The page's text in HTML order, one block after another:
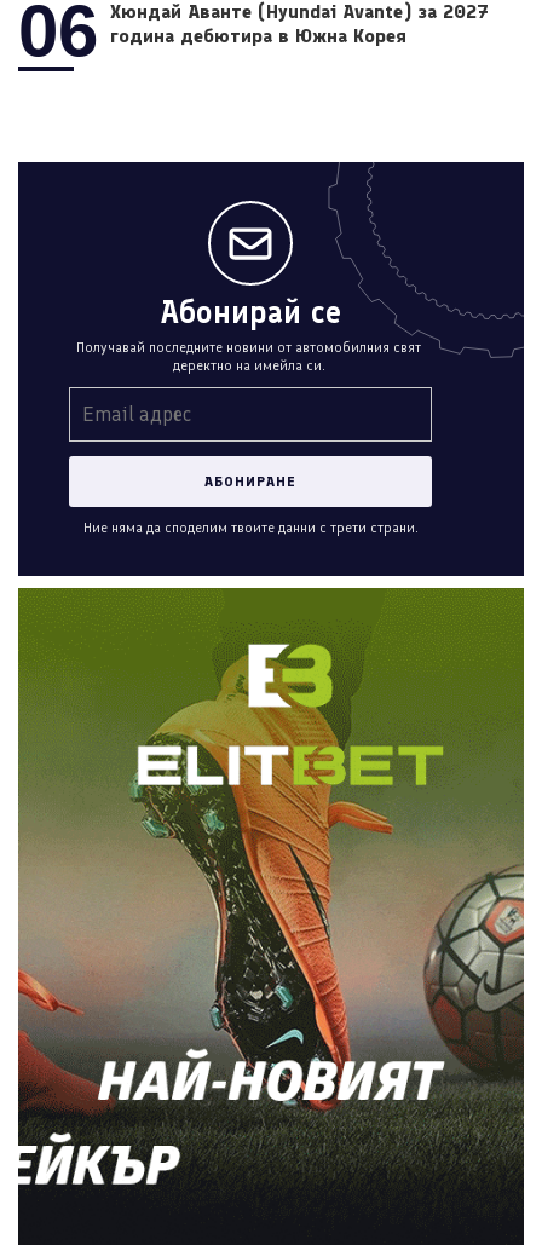
06
Хюндай Аванте (Hyundai Avante) за 2027
година дебютира в Южна Корея
Абонирай се
Получавай последните новини от автомобилния свят
деректно на имейла си.
Ние няма да споделим твоите данни с трети страни.